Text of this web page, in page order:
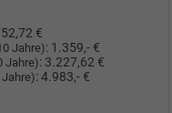
€
Jahre): 1.359,- €
Jahre): 3.227,62 €
:4.983,- €